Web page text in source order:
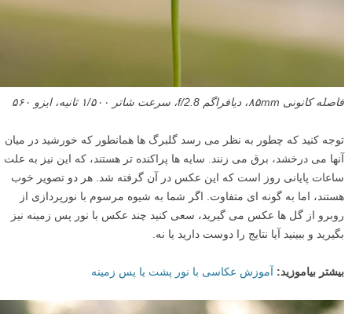
فاصله کانونی ۸۵mm، دیافراگم f/2.8، سرعت شاتر ۱/۵۰۰ ثانیه، ایزو ۵۶۰
توجه کنید که چطور به نظر می رسد گلبرگ ها همانطور که خورشید در میان
آنها می درخشد، برق می زنند. سایه ها پراکنده تر هستند، که این نیز به علت
ساعات پایانی روز است که این عکس در آن گرفته شد. هر دو تصویر خوب
هستند، اما به گونه ای متفاوت. اگر شما به شیوه مرسوم با نورپردازی از
روبرو از گل ها عکس می گیرید، سعی کنید چند عکس با نور پس زمینه نیز
بگیرید و ببینید آیا نتایج را دوست دارید یا نه.
بیشتر بیاموزید: آموزش عکاسی با نور پشت یا پس زمینه